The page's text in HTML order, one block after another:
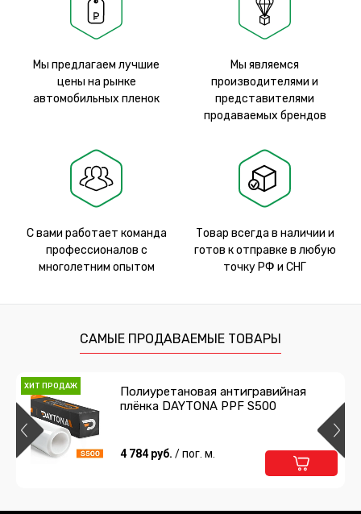
Мы предлагаем лучшие
цены на рынке
автомобильных пленок
Мы являемся
производителями и
представителями
продаваемых брендов
С вами работает команда
профессионалов с
многолетним опытом
Товар всегда в наличии и
готов к отправке в любую
точку РФ и СНГ
САМЫЕ ПРОДАВАЕМЫЕ ТОВАРЫ
ХИТ ПРОДАЖ
Полиуретановая антигравийная
плёнка DAYTONA PPF S500
4 784 руб. / пог. м.